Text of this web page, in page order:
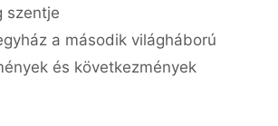
szentje
a második világháború
és következmények